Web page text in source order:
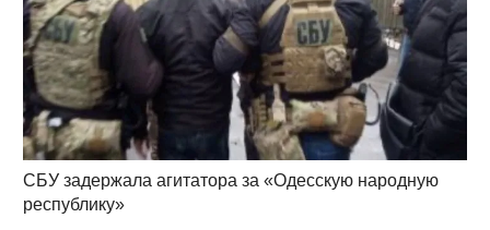
СБУ задержала агитатора за «Одесскую народную
республику»